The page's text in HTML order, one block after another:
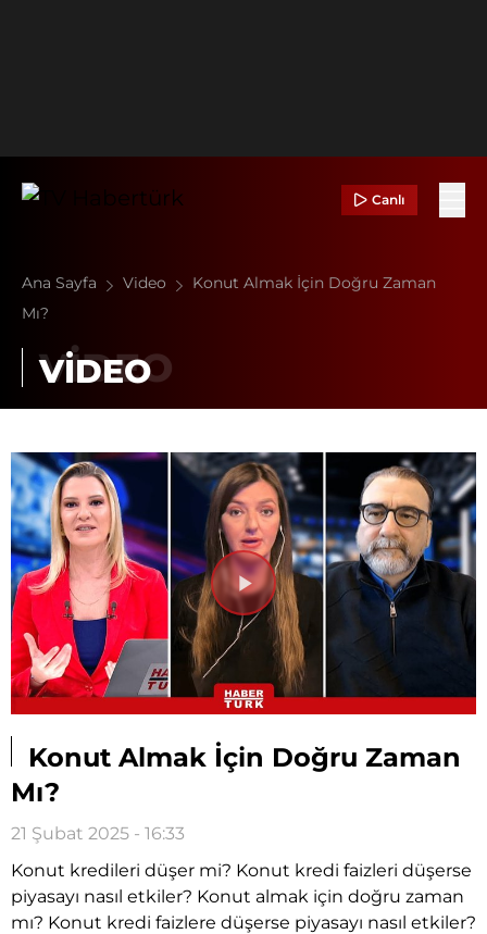
Canlı
Ana Sayfa Video
Konut Almak İçin Doğru Zaman
Mı?
VİDEO
Videoyu
Oynat
Konut Almak İçin Doğru Zaman
Mı?
21 Şubat 2025 - 16:33
Konut kredileri düşer mi? Konut kredi faizleri düşerse
piyasayı nasıl etkiler? Konut almak için doğru zaman
mı? Konut kredi faizlere düşerse piyasayı nasıl etkiler?